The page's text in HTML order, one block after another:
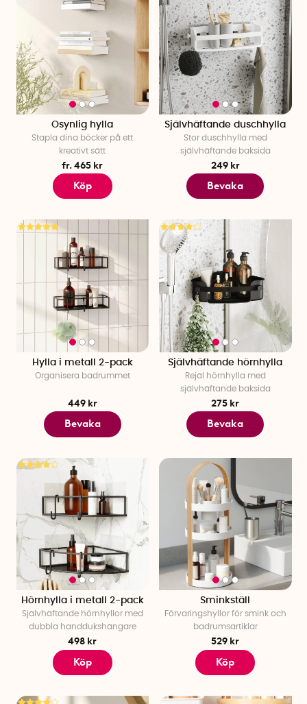
Osynlig hylla
Stapla dina böcker på ett
kreativt sätt
fr. 465 kr
Köp
Självhäftande duschhylla
Stor duschhylla med
självhäftande baksida
249 kr
Bevaka
Hylla i metall 2-pack
Organisera badrummet
449 kr
Bevaka
Självhäftande hörnhylla
Rejäl hörnhylla med
självhäftande baksida
275 kr
Bevaka
Hörnhylla i metall 2-pack
Självhäftande hörnhyllor med
dubbla handdukshängare
498 kr
Köp
Sminkställ
Förvaringshyllor för smink och
badrumsartiklar
529 kr
Köp